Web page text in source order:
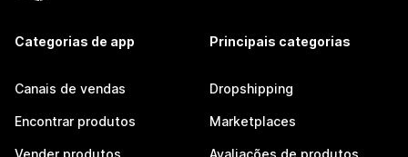
Categorias de app
Canais de vendas
Encontrar produtos
Principais categorias
Dropshipping
Marketplaces